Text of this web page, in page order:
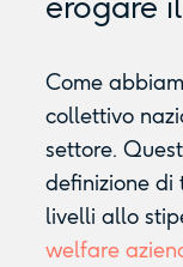
Come
collettivo
settore.
definizione di
livelli allo
welfare